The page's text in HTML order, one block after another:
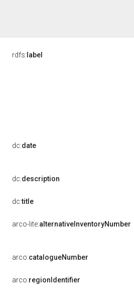
rdfs: label
dc:date
dc:description
dc:title
arco-lite:alternativeInventoryNumber
arco:catalogueNumber
arco:regionIdentifier